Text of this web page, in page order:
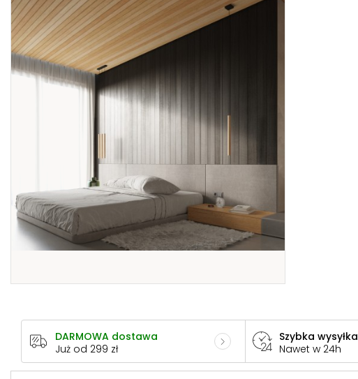
DARMOWA dostawa
Już od 299 zł
Szybka wysyłka
Nawet w 24h